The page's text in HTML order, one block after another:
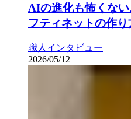
AIの進化も怖くな
フティネットの作り
職人インタビュー
2026/05/12